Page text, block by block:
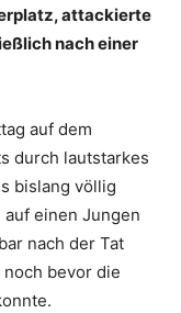
attackierte
nach einer
auf dem
durch lautstarkes
bislang völlig
einen Jungen
nach der Tat
bevor die